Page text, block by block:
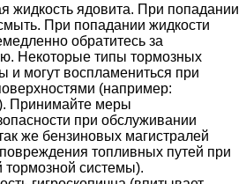
жидкость ядовита. При попадании
При попадании жидкости
обратитесь за
Некоторые типы тормозных
и могут воспламениться при
(например:
Принимайте меры
при обслуживании
же бензиновых магистралей
топливных путей при
тормозной системы).